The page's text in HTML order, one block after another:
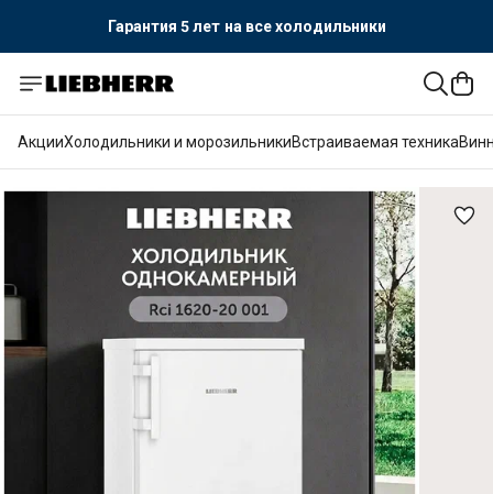
Официальный поставщик LIEBHERR
Гарантия 5 лет
АкцииХолодильники и морозильникиВстраиваемая техника